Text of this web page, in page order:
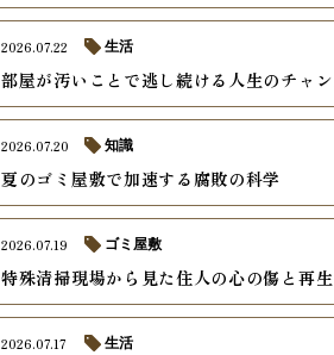
部屋が汚いことで逃し続ける人生のチャ
2026.07.22 生活
夏のゴミ屋敷で加速する腐敗の科学
2026.07.20 知識
特殊清掃現場から見た住人の心の傷と再生
2026.07.19 ゴミ屋敷
2026.07.17 生活